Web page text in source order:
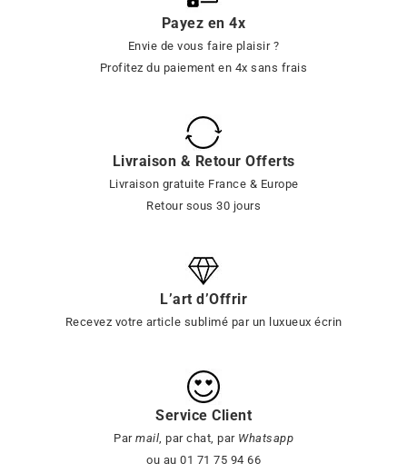
Payez en 4x
Envie de vous faire plaisir ?
Profitez du paiement en 4x sans frais
Livraison & Retour Offerts
Livraison gratuite France & Europe
Retour sous 30 jours
L’art d’Offrir
Recevez votre article sublimé par un luxueux écrin
Service Client
Par mail, par chat, parWhatsapp
ou au 01 71 75 94 66